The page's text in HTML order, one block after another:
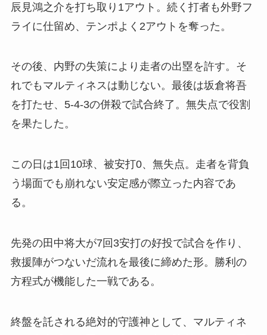
辰見鴻之介を打ち取り1アウト。続く打者も外野フ
ライに仕留め、テンポよく2アウトを奪った。
その後、内野の失策により走者の出塁を許す。そ
れでもマルティネスは動じない。最後は坂倉将吾
を打たせ、5-4-3の併殺で試合終了。無失点で役割
を果たした。
この日は1回10球、被安打0、無失点。走者を背負
う場面でも崩れない安定感が際立った内容であ
る。
先発の田中将大が7回3安打の好投で試合を作り、
救援陣がつないだ流れを最後に締めた形。勝利の
方程式が機能した一戦である。
終盤を託される絶対的守護神として、マルティネ